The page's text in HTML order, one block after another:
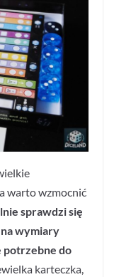
warto wzmocnić
sprawdzi się
wymiary
potrzebne do
karteczka,